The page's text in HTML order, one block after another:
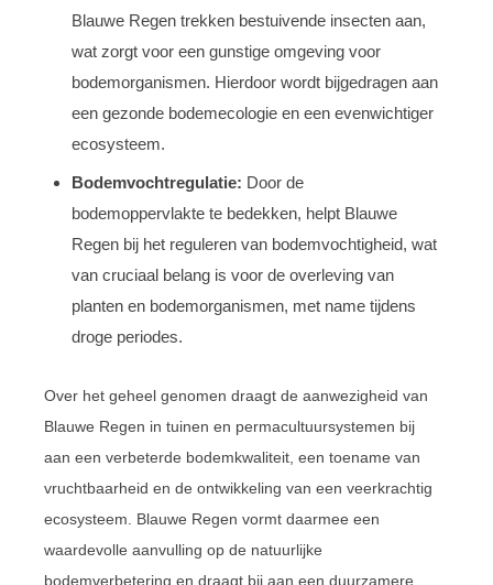
Blauwe Regen trekken bestuivende insecten aan,
wat zorgt voor een gunstige omgeving voor
bodemorganismen. Hierdoor wordt bijgedragen aan
een gezonde bodemecologie en een evenwichtiger
ecosysteem.
Bodemvochtregulatie: Door de
bodemoppervlakte te bedekken, helpt Blauwe
Regen bij het reguleren van bodemvochtigheid, wat
van cruciaal belang is voor de overleving van
planten en bodemorganismen, met name tijdens
droge periodes.
Over het geheel genomen draagt de aanwezigheid van
Blauwe Regen in tuinen en permacultuursystemen bij
aan een verbeterde bodemkwaliteit, een toename van
vruchtbaarheid en de ontwikkeling van een veerkrachtig
ecosysteem. Blauwe Regen vormt daarmee een
waardevolle aanvulling op de natuurlijke
bodemverbetering en draagt bij aan een duurzamere